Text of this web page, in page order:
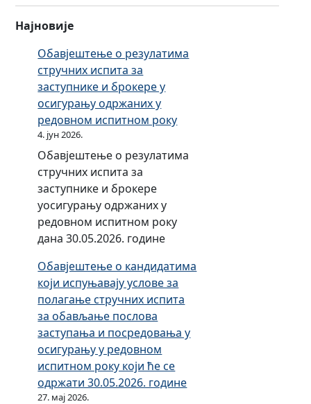
и
њ
у
с
т
о
е
и
п
л
а
ћ
њ
у
н
а
к
н
а
д
о
к
н
а
д
и
а
ф
и
н
а
н
и
р
а
њ
е
р
а
д
у
к
а
о
т
р
и
ф
а
м
а
н
а
к
н
а
д
а
м
Најновије
Обавјештење о резулатима
стручних испита за
заступнике и брокере у
осигурању одржаних у
редовном испитном року
4. јун 2026.
Обавјештење о резулатима
стручних испита за
заступнике и брокере
уосигурању одржаних у
редовном испитном року
дана 30.05.2026. године
Обавјештење о кандидатима
који испуњавају услове за
полагање стручних испита
за обављање послова
заступања и посредовања у
осигурању у редовном
испитном року који ће се
одржати 30.05.2026. године
27. мај 2026.